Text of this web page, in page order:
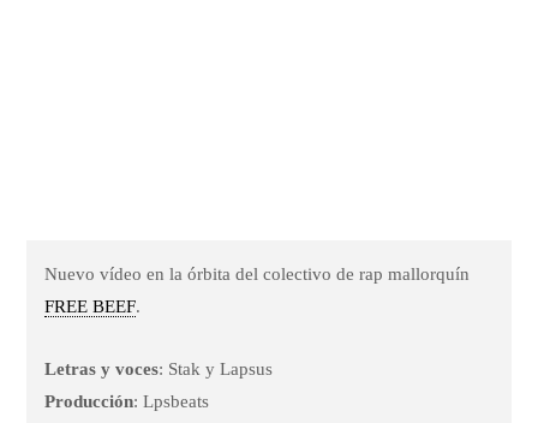
Nuevo vídeo en la órbita del colectivo de rap mallorquín
FREE BEEF.
Letras y voces: Stak y Lapsus
Producción: Lpsbeats